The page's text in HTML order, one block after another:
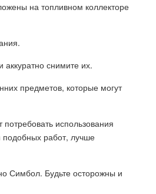
на топливном коллекторе
снимите их.
предметов, которые могут
использования
подобных работ, лучше
Симбол. Будьте осторожны и